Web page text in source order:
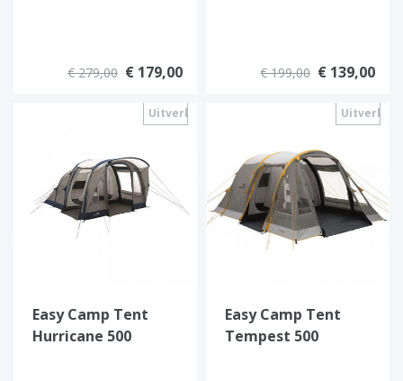
€ 279,00 € 179,00 € 199,00 € 139,00
Uitverkocht
Easy Camp Tent
Hurricane 500
Easy Camp Tent
Tempest 500